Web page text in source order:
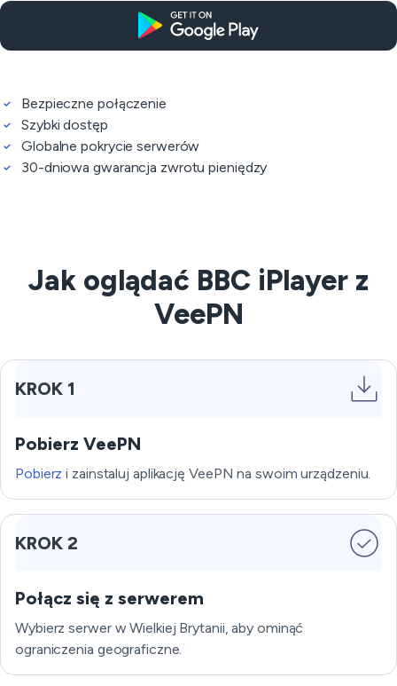
Bezpieczne połączenie
Szybki dostęp
Globalne pokrycie serwerów
30-dniowa gwarancja zwrotu pieniędzy
Jak oglądać BBC iPlayer z
VeePN
KROK 1
Pobierz VeePN
Pobierz i zainstaluj aplikację VeePN na swoim urządzeniu.
KROK 2
Połącz się z serwerem
Wybierz serwer w Wielkiej Brytanii, aby ominąć
ograniczenia geograficzne.